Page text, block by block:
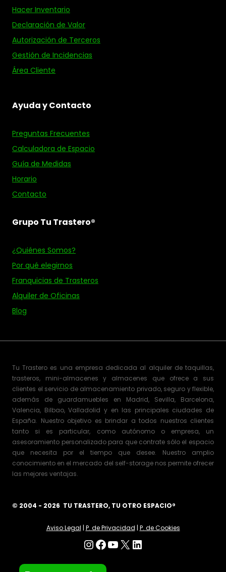
Hacer Inventario
Declaración de Valor
Autorización de Terceros
Gestión de Incidencias
Área Cliente
Ayuda y Contacto
Preguntas Frecuentes
Calculadora de Espacio
Guía de Medidas
Horario
Contacto
Grupo Tu Trastero®
¿Quiénes Somos?
Por qué elegirnos
Franquicias de Trasteros
Alquiler de Oficinas
Blog
Tu Trastero es una empresa dedicada al alquiler de taquillas,
trasteros, mini-almacenes y almacenes que ofrece a sus
clientes el servicio de almacenamiento privado, seguro y flexible,
además de guardamuebles en Madrid, Sevilla, Barcelona,
Valencia, Bilbao, Valladolid y en las principales ciudades de
España. Nuestro objetivo es brindar a todos nuestros clientes
tanto si es particular, como autónomo o empresa, un
asesoramiento personalizado para que contrate sólo el espacio
que necesita por el tiempo que desee. Nuestro amplio
conocimiento en el mercado del self-storage nos permite ofrecer
las mejores ventajas.
© 2004 - 2026 TU TRASTERO, TU OTRO ESPACIO®
Aviso Legal | P. de Privacidad | P. de Cookies
InstagramFacebook YouTube X LinkedIn